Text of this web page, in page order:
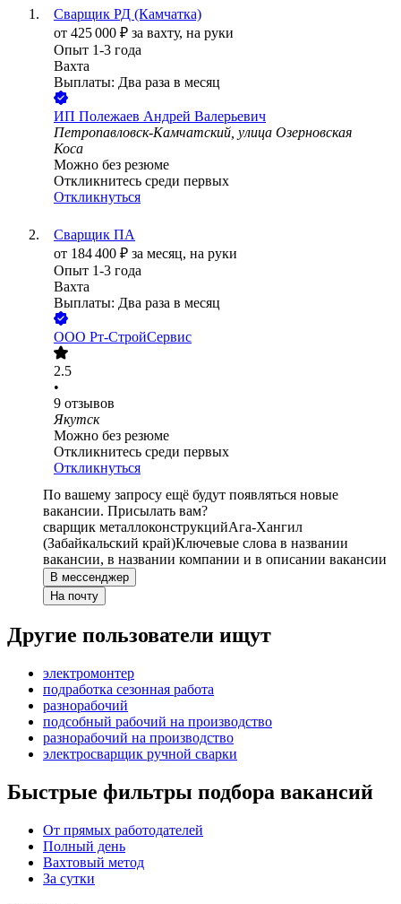
Сварщик РД (Камчатка)
от 425 000 ₽ за вахту, на руки
Опыт 1-3 года
Вахта
Выплаты: Два раза в месяц
ИП Полежаев Андрей Валерьевич
Петропавловск-Камчатский, улица Озерновская
Коса
Можно без резюме
Откликнитесь среди первых
Откликнуться
Сварщик ПА
от 184 400 ₽ за месяц, на руки
Опыт 1-3 года
Вахта
Выплаты: Два раза в месяц
ООО Рт-СтройСервис
2.5
•
9 отзывов
Якутск
Можно без резюме
Откликнитесь среди первых
Откликнуться
По вашему запросу ещё будут появляться новые
вакансии. Присылать вам?
сварщик металлоконструкцийАга-Хангил
(Забайкальский край)Ключевые слова в названии
вакансии, в названии компании и в описании вакансии
В мессенджер
На почту
Другие пользователи ищут
электромонтер
подработка сезонная работа
разнорабочий
подсобный рабочий на производство
разнорабочий на производство
электросварщик ручной сварки
Быстрые фильтры подбора вакансий
От прямых работодателей
Полный день
Вахтовый метод
За сутки